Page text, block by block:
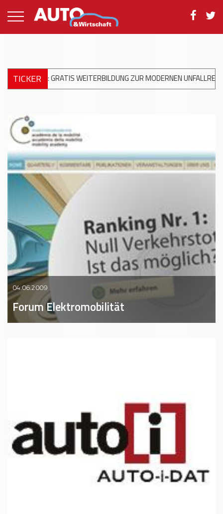
TICKERZUR MODERNEN UNFALLREPARATUR +++ DKV MOBILITY
04.06.2009
Forum Elektromobilität